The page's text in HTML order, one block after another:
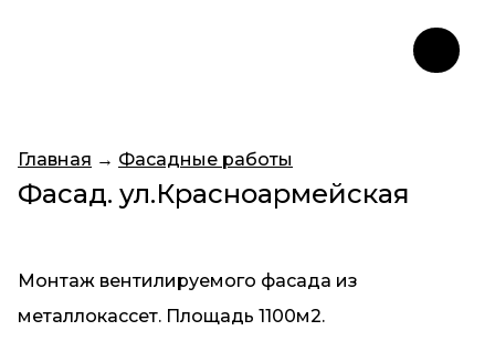
Главная → Фасадные работы
Фасад. ул.Красноармейская
Монтаж вентилируемого фасада из
металлокассет. Площадь 1100м2.